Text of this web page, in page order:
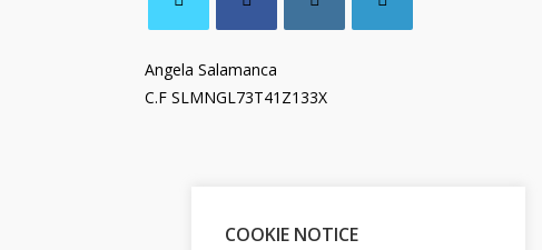
Angela Salamanca
C.F SLMNGL73T41Z133X
COOKIE NOTICE